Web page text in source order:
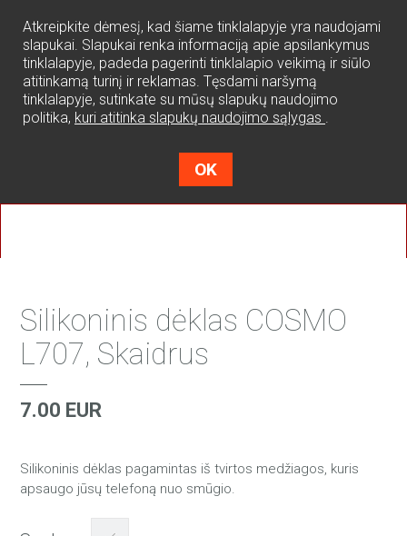
Atkreipkite dėmesį, kad šiame tinklalapyje yra naudojami
slapukai. Slapukai renka informaciją apie apsilankymus
tinklalapyje, padeda pagerinti tinklalapio veikimą ir siūlo
atitinkamą turinį ir reklamas. Tęsdami naršymą
tinklalapyje, sutinkate su mūsų slapukų naudojimo
politika, kuri atitinka slapukų naudojimo sąlygas .
OK
0
Silikoninis dėklas COSMO
L707, Skaidrus
7.00 EUR
Silikoninis dėklas pagamintas iš tvirtos medžiagos, kuris
apsaugo jūsų telefoną nuo smūgio.